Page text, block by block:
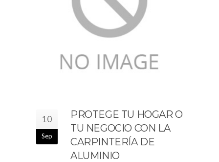
10
Sep
PROTEGE TU HOGAR O
TU NEGOCIO CON LA
CARPINTERÍA DE
ALUMINIO